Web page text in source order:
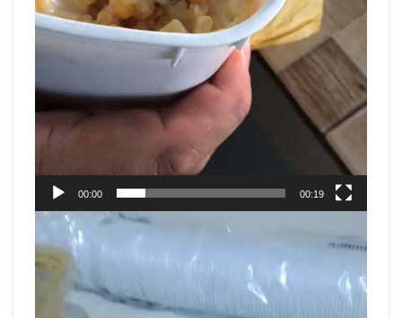
00:00 00:19
Tocador
de
vídeo